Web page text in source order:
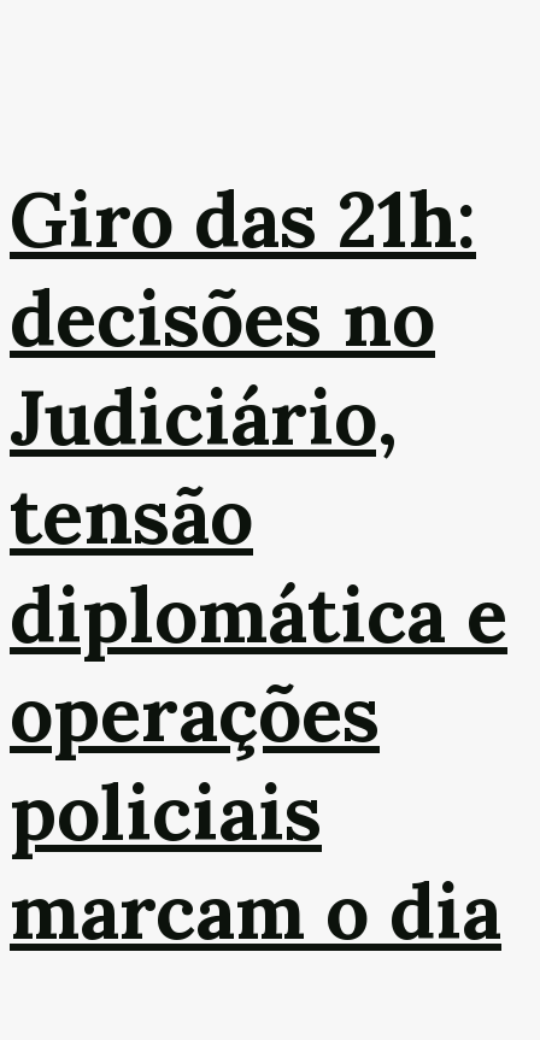
Giro das 21h:
decisões no
Judiciário,
tensão
diplomática e
operações
policiais
marcam o dia